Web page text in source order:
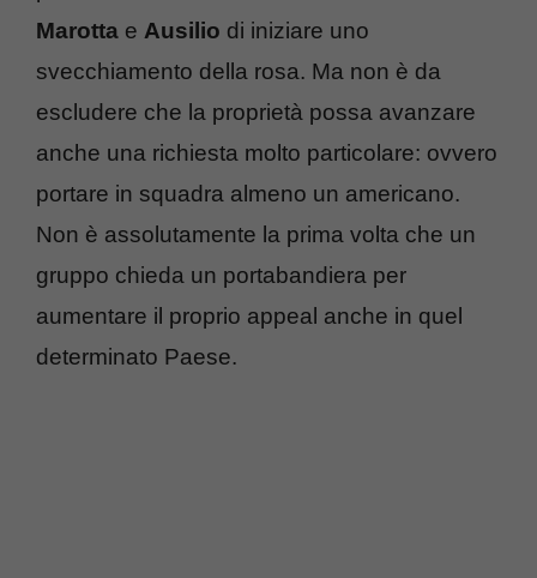
Marotta e Ausilio di iniziare uno
svecchiamento della rosa. Ma non è da
escludere che la proprietà possa avanzare
anche una richiesta molto particolare: ovvero
portare in squadra almeno un americano.
Non è assolutamente la prima volta che un
gruppo chieda un portabandiera per
aumentare il proprio appeal anche in quel
determinato Paese.